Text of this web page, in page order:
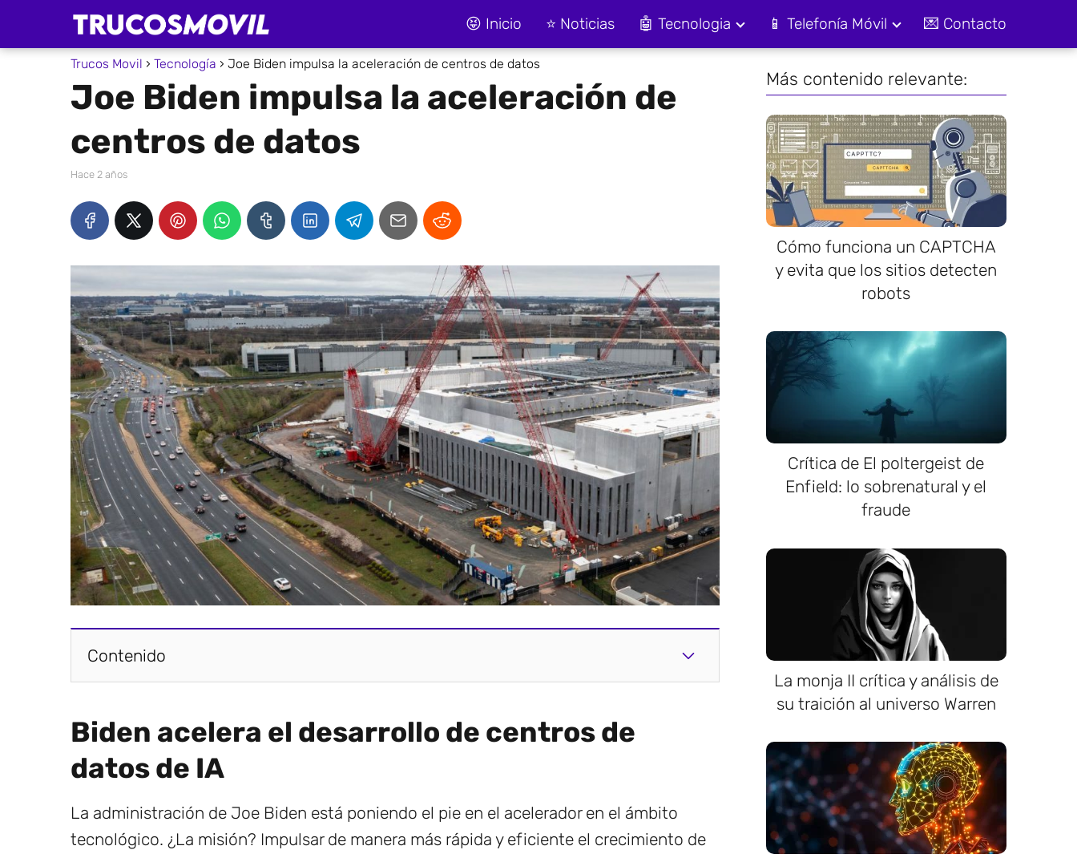
😝 Inicio ⭐ Noticias 🤖 Tecnologia 📱 Telefonía Móvil 💌 Contacto
Trucos Movil Tecnología Joe Biden impulsa la aceleración de centros de datos
Joe Biden impulsa la aceleración de
centros de datos
hace 2 años
Contenido
Biden acelera el desarrollo de centros de
datos de IA
La administración de Joe Biden está poniendo el pie en el acelerador en el ámbito
tecnológico. ¿La misión? Impulsar de manera más rápida y eficiente el crecimiento de
Más contenido relevante:
Cómo funciona un CAPTCHA
y evita que los sitios detecten
robots
Crítica de El poltergeist de
Enfield: lo sobrenatural y el
fraude
La monja II crítica y análisis de
su traición al universo Warren